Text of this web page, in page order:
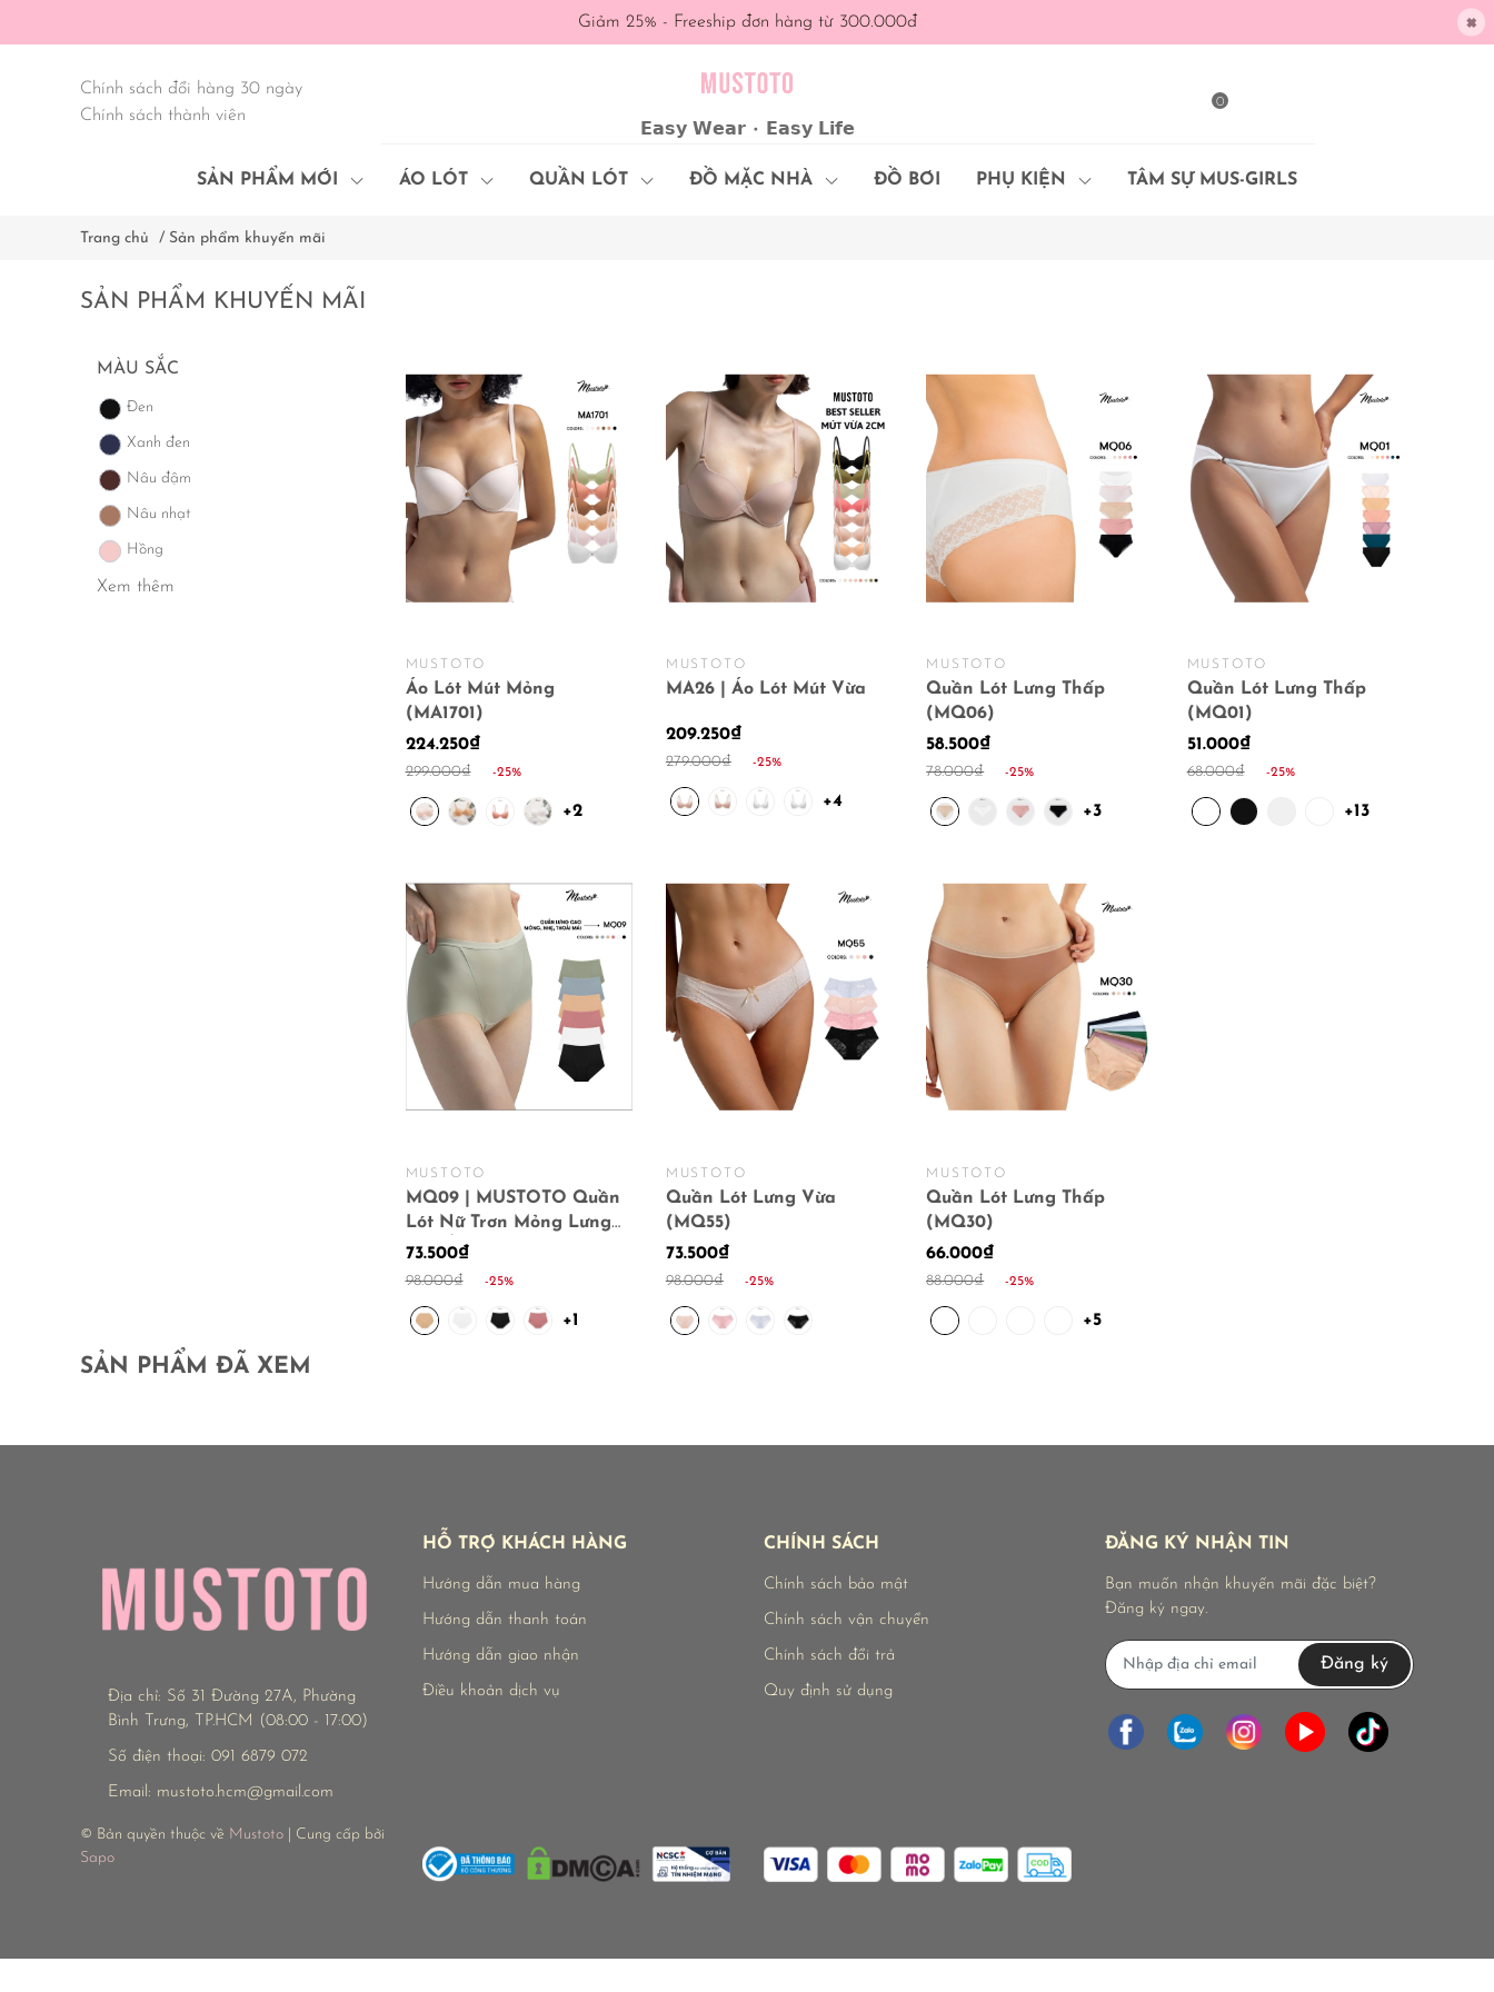
Giảm 25% - Freeship đơn hàng từ 300.000đ ×
Chính sách đổi hàng 30 ngày
Chính sách thành viên
𝗘𝗮𝘀𝘆 𝗪𝗲𝗮𝗿 • 𝗘𝗮𝘀𝘆 𝗟𝗶𝗳𝗲
0
SẢN PHẨM MỚI ÁO LÓT QUẦN LÓT ĐỒ MẶC NHÀ ĐỒ BƠI PHỤ KIỆN TÂM SỰ MUS-GIRLS
Trang chủ / Sản phẩm khuyến mãi
SẢN PHẨM KHUYẾN MÃI
MÀU SẮC
Đen
Xanh đen
Nâu đậm
Nâu nhạt
Hồng
Xem thêm
MUSTOTO
Áo Lót Mút Mỏng
(MA1701)
224.250₫
299.000₫ -25%
+2
MUSTOTO
MA26 | Áo Lót Mút Vừa
209.250₫
279.000₫ -25%
+4
MUSTOTO
Quần Lót Lưng Thấp
(MQ06)
58.500₫
78.000₫ -25%
+3
MUSTOTO
Quần Lót Lưng Thấp
(MQ01)
51.000₫
68.000₫ -25%
+13
MUSTOTO
MQ09 | MUSTOTO Quần
Lót Nữ Trơn Mỏng Lưng
Cao Ôm Bụng
73.500₫
98.000₫ -25%
+1
MUSTOTO
Quần Lót Lưng Vừa
(MQ55)
73.500₫
98.000₫ -25%
MUSTOTO
Quần Lót Lưng Thấp
(MQ30)
66.000₫
88.000₫ -25%
+5
SẢN PHẨM ĐÃ XEM
Địa chỉ: Số 31 Đường 27A, Phường
Bình Trưng, TP.HCM (08:00 - 17:00)
Số điện thoại: 091 6879 072
Email: mustoto.hcm@gmail.com
© Bản quyền thuộc về Mustoto | Cung cấp bởi
Sapo
HỖ TRỢ KHÁCH HÀNG
Hướng dẫn mua hàng
Hướng dẫn thanh toán
Hướng dẫn giao nhận
Điều khoản dịch vụ
CHÍNH SÁCH
Chính sách bảo mật
Chính sách vận chuyển
Chính sách đổi trả
Quy định sử dụng
ĐĂNG KÝ NHẬN TIN
Bạn muốn nhận khuyến mãi đặc biệt?
Đăng ký ngay.
Đăng ký